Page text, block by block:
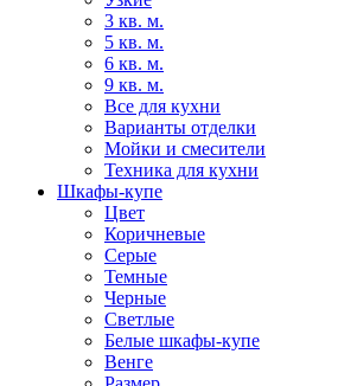
3 кв. м.
5 кв. м.
6 кв. м.
9 кв. м.
Все для кухни
Варианты отделки
Мойки и смесители
Техника для кухни
Шкафы-купе
Цвет
Коричневые
Серые
Темные
Черные
Светлые
Белые шкафы-купе
Венге